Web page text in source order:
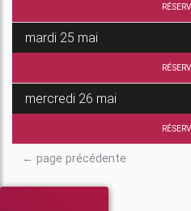
mardi 25 mai
mercredi 26 mai
← page précédente